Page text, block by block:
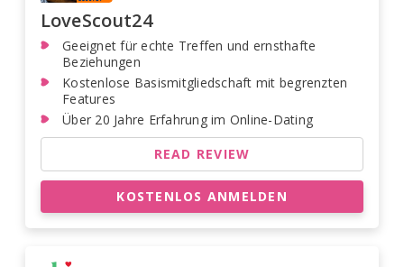
LoveScout24
Geeignet für echte Treffen und ernsthafte
Beziehungen
Kostenlose Basismitgliedschaft mit begrenzten
Features
Über 20 Jahre Erfahrung im Online-Dating
READ REVIEW
KOSTENLOS ANMELDEN